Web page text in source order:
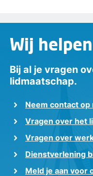
Wij
Bij al je vragen
lidmaatschap.
Neem contact op
Vragen over het
Vragen over
Dienstverlening
Meld je aan voor